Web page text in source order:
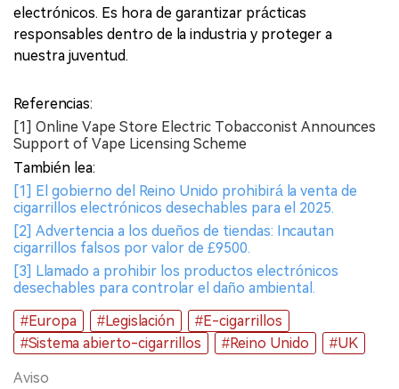
electrónicos. Es hora de garantizar prácticas
responsables dentro de la industria y proteger a
nuestra juventud.
Referencias:
[1] Online Vape Store Electric Tobacconist Announces
Support of Vape Licensing Scheme
También lea:
[1] El gobierno del Reino Unido prohibirá la venta de
cigarrillos electrónicos desechables para el 2025.
[2] Advertencia a los dueños de tiendas: Incautan
cigarrillos falsos por valor de £9500.
[3] Llamado a prohibir los productos electrónicos
desechables para controlar el daño ambiental.
#Europa
#Legislación
#E-cigarrillos
#Sistema abierto-cigarrillos
#Reino Unido #UK
Aviso